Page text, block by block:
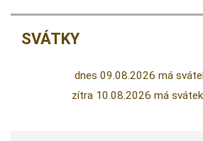
SVÁTKY
dnes 09.08.2026 má
zítra 10.08.2026 má